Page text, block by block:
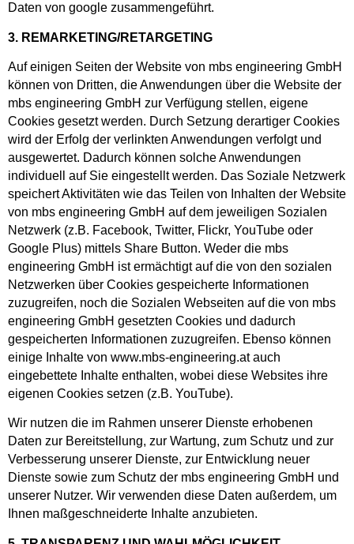
Daten von google zusammengeführt.
3. REMARKETING/RETARGETING
Auf einigen Seiten der Website von mbs engineering GmbH
können von Dritten, die Anwendungen über die Website der
mbs engineering GmbH zur Verfügung stellen, eigene
Cookies gesetzt werden. Durch Setzung derartiger Cookies
wird der Erfolg der verlinkten Anwendungen verfolgt und
ausgewertet. Dadurch können solche Anwendungen
individuell auf Sie eingestellt werden. Das Soziale Netzwerk
speichert Aktivitäten wie das Teilen von Inhalten der Website
von mbs engineering GmbH auf dem jeweiligen Sozialen
Netzwerk (z.B. Facebook, Twitter, Flickr, YouTube oder
Google Plus) mittels Share Button. Weder die mbs
engineering GmbH ist ermächtigt auf die von den sozialen
Netzwerken über Cookies gespeicherte Informationen
zuzugreifen, noch die Sozialen Webseiten auf die von mbs
engineering GmbH gesetzten Cookies und dadurch
gespeicherten Informationen zuzugreifen. Ebenso können
einige Inhalte von www.mbs-engineering.at auch
eingebettete Inhalte enthalten, wobei diese Websites ihre
eigenen Cookies setzen (z.B. YouTube).
Wir nutzen die im Rahmen unserer Dienste erhobenen
Daten zur Bereitstellung, zur Wartung, zum Schutz und zur
Verbesserung unserer Dienste, zur Entwicklung neuer
Dienste sowie zum Schutz der mbs engineering GmbH und
unserer Nutzer. Wir verwenden diese Daten außerdem, um
Ihnen maßgeschneiderte Inhalte anzubieten.